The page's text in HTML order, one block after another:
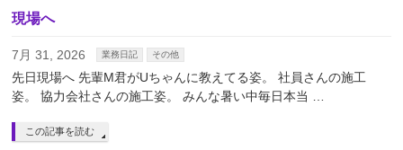
現場へ
7月 31, 2026 業務日記 その他
先日現場へ 先輩M君がUちゃんに教えてる姿。 社員さんの施工
姿。 協力会社さんの施工姿。 みんな暑い中毎日本当 …
この記事を読む